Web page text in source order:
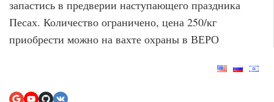
запастись в предверии наступающего праздника
Песах. Количество ограничено, цена 250/кг
приобрести можно на вахте охраны в ВЕРО